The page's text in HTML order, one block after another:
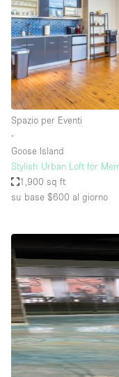
Spazio per Eventi
∙
Goose Island
Stylish Urban Loft for
1,900 sq ft
su base $600 al giorno